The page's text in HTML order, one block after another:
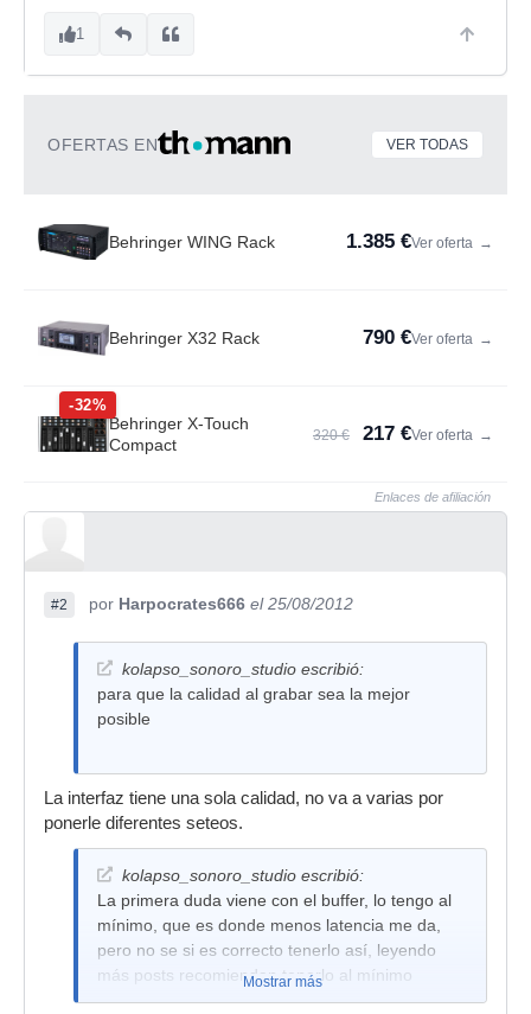
1
OFERTAS EN VER TODAS
Behringer WING Rack 1.385 €Ver oferta →
Behringer X32 Rack 790 €Ver oferta →
-32%
Behringer X-Touch
Compact
320 € 217 €Ver oferta →
Enlaces de afiliación
#2 por Harpocrates666 el 25/08/2012
kolapso_sonoro_studio escribió:
para que la calidad al grabar sea la mejor
posible
La interfaz tiene una sola calidad, no va a varias por
ponerle diferentes seteos.
kolapso_sonoro_studio escribió:
La primera duda viene con el buffer, lo tengo al
mínimo, que es donde menos latencia me da,
pero no se si es correcto tenerlo así, leyendo
más posts recomiendan tenerlo al mínimo
Mostrar más